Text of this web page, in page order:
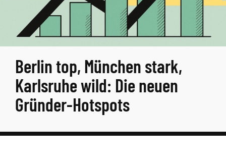
Berlin top, München stark,
Karlsruhe wild: Die neuen
Gründer-Hotspots